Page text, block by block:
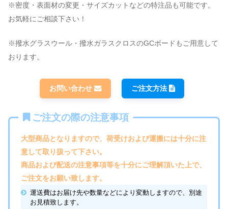
※密度・表面材の変更・サイズカットなどの特注品も可能です。
お気軽にご相談下さい！
※撥水グラスウール・撥水ガラスクロスのGCボードもご用意して
おります。
お問い合わせ ご注文方法
ご注文の際の注意事項
大型商品となりますので、荷受けおよび運搬には十分に注
意して取り扱って下さい。
商品および配送の注意事項等を十分にご理解頂いた上で、
ご注文をお願い致します。
運送費はお届け先や数量などにより変動しますので、別途
お見積致します。